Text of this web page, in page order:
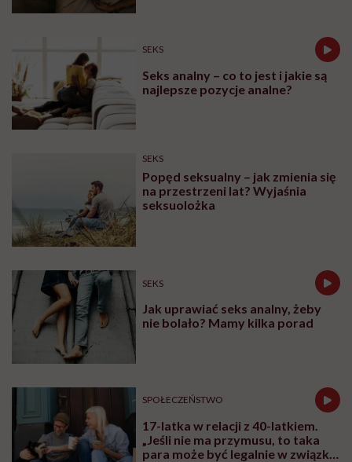
SEKS
Seks analny – co to jest i jakie są
najlepsze pozycje analne?
SEKS
Popęd seksualny – jak zmienia się
na przestrzeni lat? Wyjaśnia
seksuolożka
SEKS
Jak uprawiać seks analny, żeby
nie bolało? Mamy kilka porad
SPOŁECZEŃSTWO
17-latka w relacji z 40-latkiem.
„Jeśli nie ma przymusu, to taka
para może być legalnie w związku.